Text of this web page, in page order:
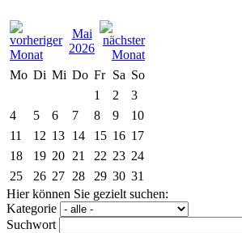
Mai
2026
Mo Di Mi Do Fr Sa So
1
2
3
4
5 6 7 8 9
10
11
12 13 14 15 16 17
18
19 20 21 22 23 24
25
26 27 28 29 30 31
Hier können Sie gezielt suchen:
Kategorie
Suchwort